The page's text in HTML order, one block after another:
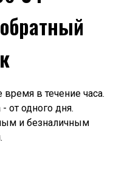
в течение часа.
от одного дня.
и безналичным